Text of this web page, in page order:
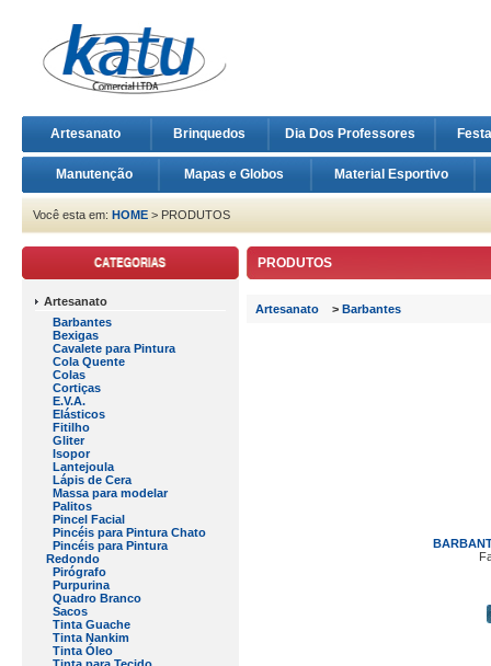
Artesanato Brinquedos Dia Dos Professores
Manutenção Mapas e Globos Material Esportivo
Você esta em: HOME > PRODUTOS
Artesanato
Barbantes
Bexigas
Cavalete para Pintura
Cola Quente
Colas
Cortiças
E.V.A.
Elásticos
Fitilho
Gliter
Isopor
Lantejoula
Lápis de Cera
Massa para modelar
Palitos
Pincel Facial
Pincéis para Pintura Chato
Pincéis para Pintura
Redondo
Pirógrafo
Purpurina
Quadro Branco
Sacos
Tinta Guache
Tinta Nankim
Tinta Óleo
PRODUTOS
Artesanato > Barbantes